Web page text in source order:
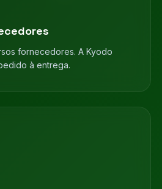
fornecedores. A Kyodo
à entrega.